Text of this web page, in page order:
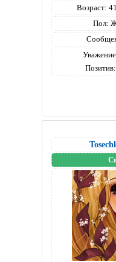
Возраст: 41
Пол:
Позитив: